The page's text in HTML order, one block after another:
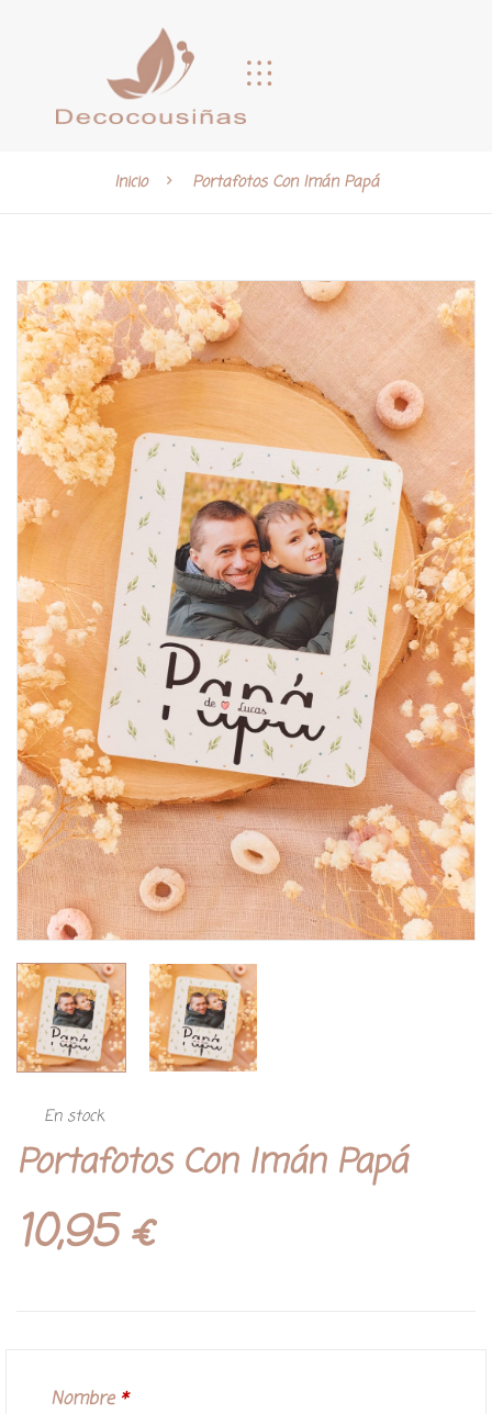
Inicio Portafotos Con Imán Papá
En stock
Portafotos Con Imán Papá
10,95€
Nombre *